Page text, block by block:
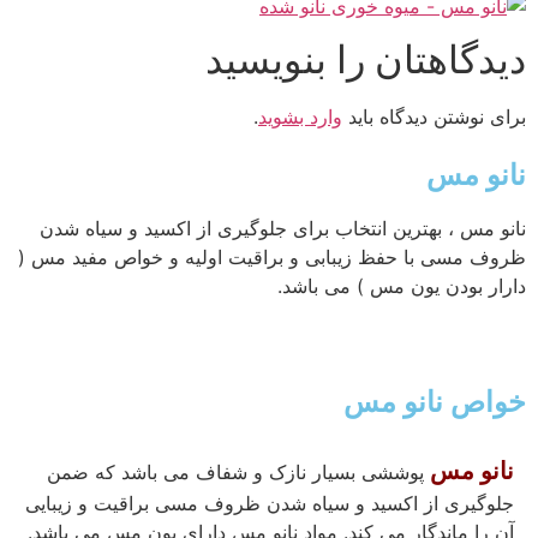
دیدگاهتان را بنویسید
برای نوشتن دیدگاه باید وارد بشوید.
نانو مس
نانو مس ، بهترین انتخاب برای جلوگیری از اکسید و سیاه شدن
ظروف مسی با حفظ زیبابی و براقیت اولیه و خواص مفید مس (
دارار بودن یون مس ) می باشد.
خواص نانو مس
نانو مس پوششی بسیار نازک و شفاف می باشد که ضمن
جلوگیری از اکسید و سیاه شدن ظروف مسی براقیت و زیبایی
آن را ماندگار می کند. مواد نانو مس دارای یون مس می باشد.